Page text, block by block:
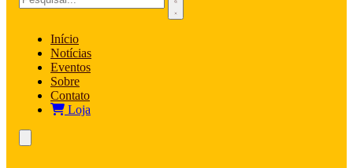
Início
Notícias
Eventos
Sobre
Contato
Loja